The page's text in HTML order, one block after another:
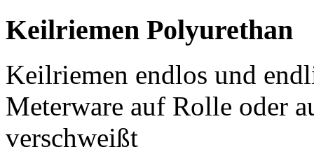
Keilriemen Polyurethan
Keilriemen endlos und
Meterware auf Rolle oder
verschweißt